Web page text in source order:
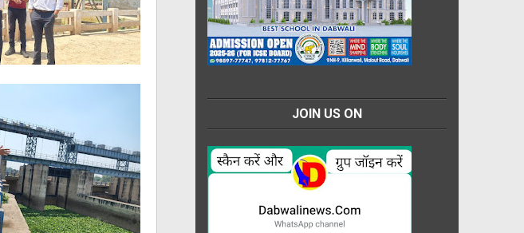
JOIN US ON